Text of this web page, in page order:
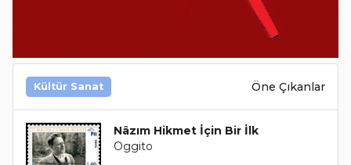
Kültür Sanat Öne Çıkanlar
Nâzım Hikmet İçin Bir İlk
Oggito